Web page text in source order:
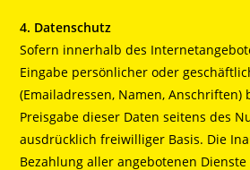
4. Datenschutz
Sofern innerhalb des
Eingabe persönlicher oder
(Emailadressen, Namen, Anschriften)
Preisgabe dieser Daten seitens des
ausdrücklich freiwilliger Basis. Die
Bezahlung aller angebotenen